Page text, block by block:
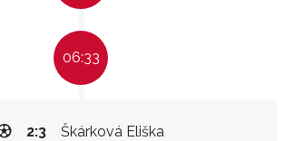
06:33
Škárková Eliška
2:3